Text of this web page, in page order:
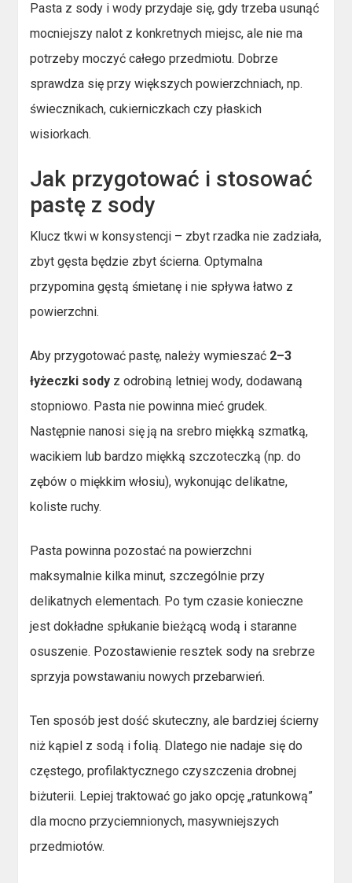
Pasta z sody i wody przydaje się, gdy trzeba usunąć
mocniejszy nalot z konkretnych miejsc, ale nie ma
potrzeby moczyć całego przedmiotu. Dobrze
sprawdza się przy większych powierzchniach, np.
świecznikach, cukierniczkach czy płaskich
wisiorkach.
Jak przygotować i stosować
pastę z sody
Klucz tkwi w konsystencji – zbyt rzadka nie zadziała,
zbyt gęsta będzie zbyt ścierna. Optymalna
przypomina gęstą śmietanę i nie spływa łatwo z
powierzchni.
Aby przygotować pastę, należy wymieszać 2–3
łyżeczki sody z odrobiną letniej wody, dodawaną
stopniowo. Pasta nie powinna mieć grudek.
Następnie nanosi się ją na srebro miękką szmatką,
wacikiem lub bardzo miękką szczoteczką (np. do
zębów o miękkim włosiu), wykonując delikatne,
koliste ruchy.
Pasta powinna pozostać na powierzchni
maksymalnie kilka minut, szczególnie przy
delikatnych elementach. Po tym czasie konieczne
jest dokładne spłukanie bieżącą wodą i staranne
osuszenie. Pozostawienie resztek sody na srebrze
sprzyja powstawaniu nowych przebarwień.
Ten sposób jest dość skuteczny, ale bardziej ścierny
niż kąpiel z sodą i folią. Dlatego nie nadaje się do
częstego, profilaktycznego czyszczenia drobnej
biżuterii. Lepiej traktować go jako opcję „ratunkową”
dla mocno przyciemnionych, masywniejszych
przedmiotów.